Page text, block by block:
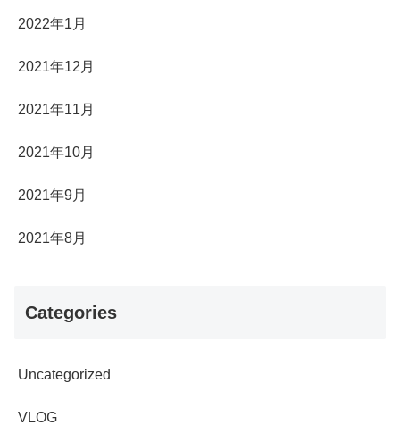
2022年1月
2021年12月
2021年11月
2021年10月
2021年9月
2021年8月
Categories
Uncategorized
VLOG